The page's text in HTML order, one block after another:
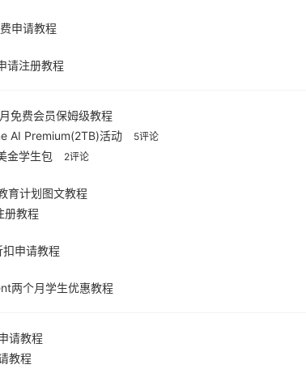
申请教程
请注册教程
免费会员保姆级教程
AI Premium(2TB)活动 5评论
金学生包 2评论
育计划图文教程
册教程
申请教程
两个月学生优惠教程
请教程
教程